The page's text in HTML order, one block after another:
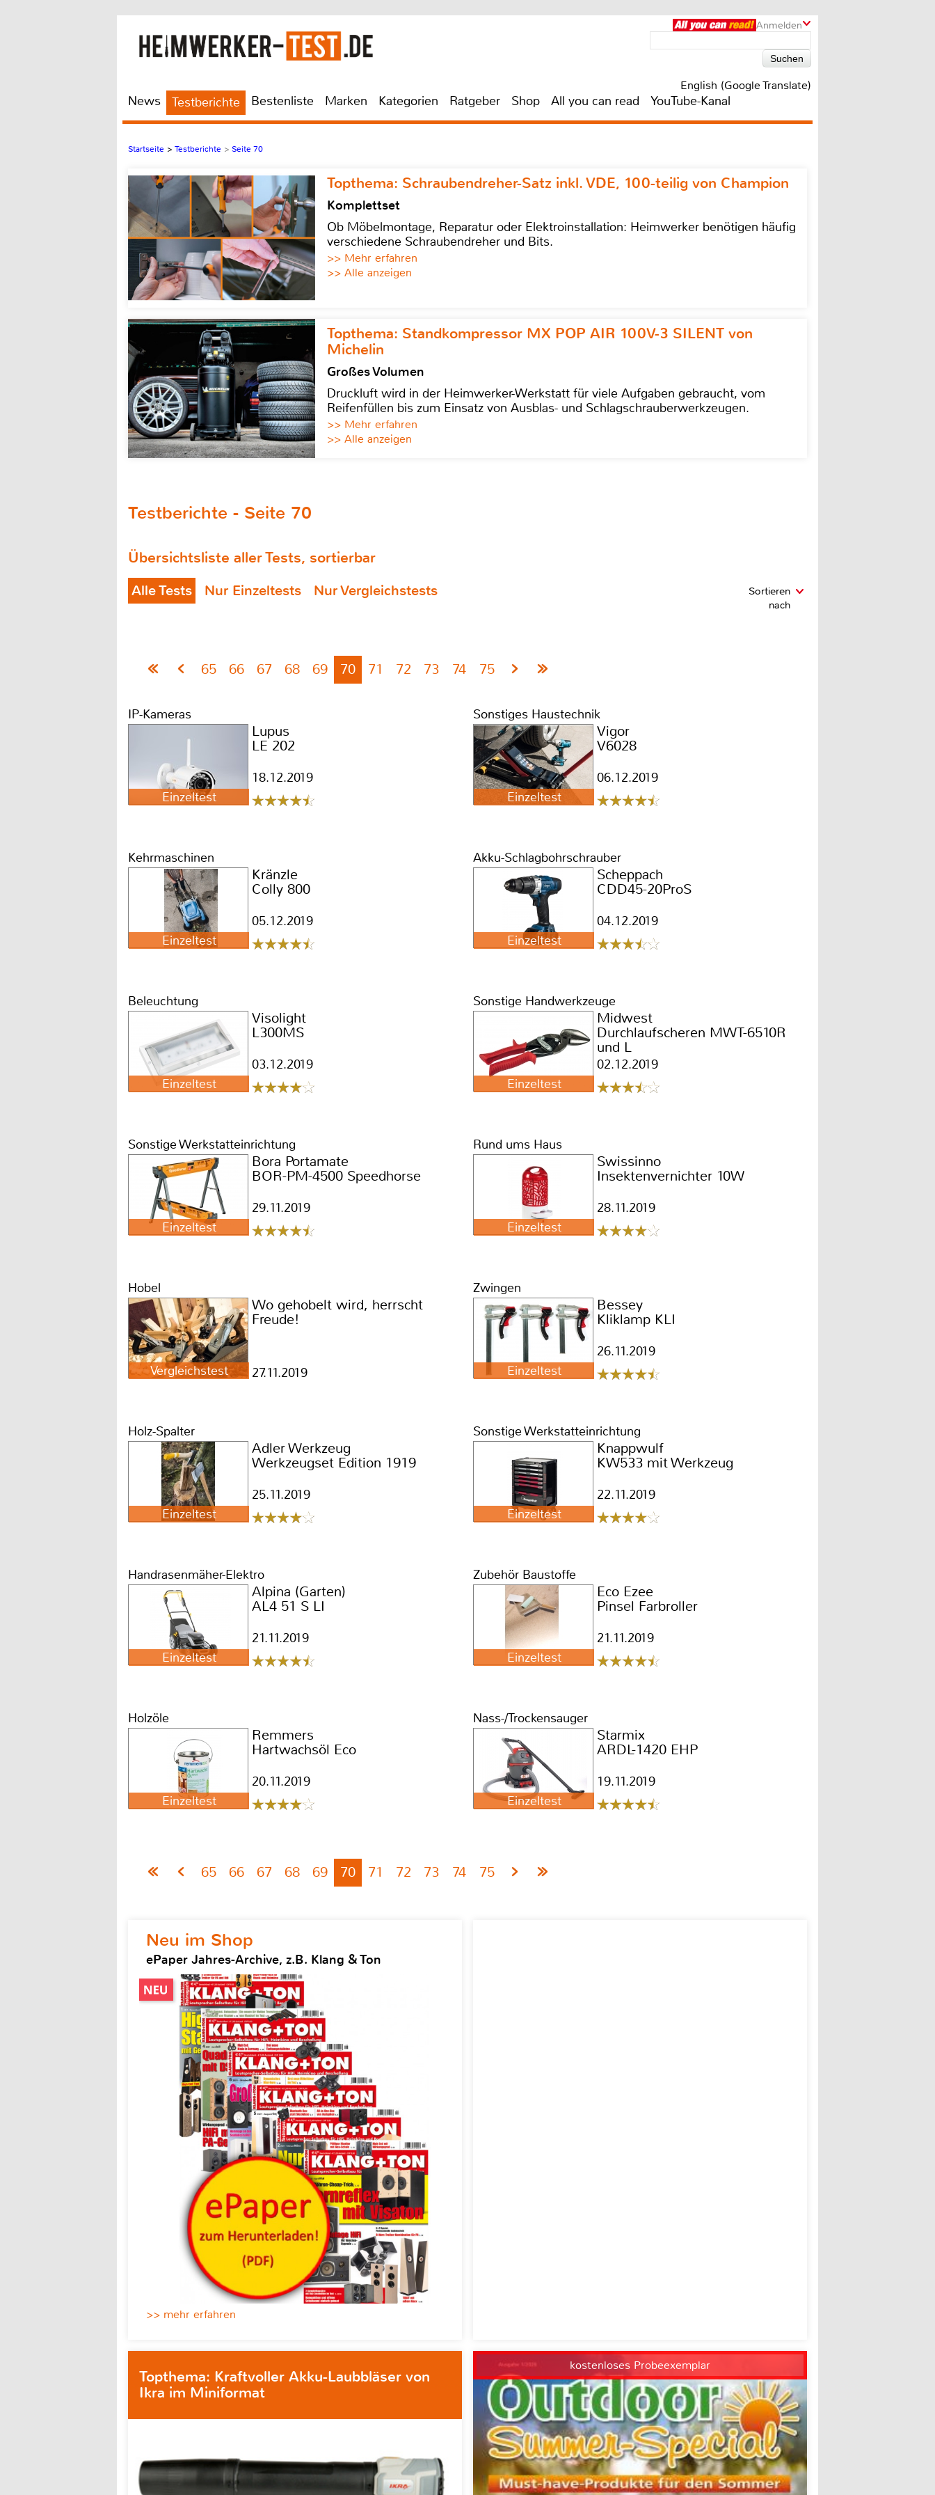
Anmelden
English (Google Translate)
News Testberichte Bestenliste Marken Kategorien Ratgeber Shop All you can read YouTube-Kanal
Startseite > Testberichte > Seite 70
Topthema: Schraubendreher-Satz inkl. VDE, 100-teilig von Champion
Komplettset
Ob Möbelmontage, Reparatur oder Elektroinstallation: Heimwerker benötigen häufig
verschiedene Schraubendreher und Bits.
>> Mehr erfahren
>> Alle anzeigen
Topthema: Standkompressor MX POP AIR 100V-3 SILENT von
Michelin
Großes Volumen
Druckluft wird in der Heimwerker-Werkstatt für viele Aufgaben gebraucht, vom
Reifenfüllen bis zum Einsatz von Ausblas- und Schlagschrauberwerkzeugen.
>> Mehr erfahren
>> Alle anzeigen
Testberichte - Seite 70
Übersichtsliste aller Tests, sortierbar
Alle Tests Nur Einzeltests Nur Vergleichstests
Sortieren
nach
65 66 67 68 69 70 71 72 73 74 75
IP-Kameras
Einzeltest
Lupus
LE 202
18.12.2019
Sonstiges Haustechnik
Einzeltest
Vigor
V6028
06.12.2019
Kehrmaschinen
Einzeltest
Kränzle
Colly 800
05.12.2019
Akku-Schlagbohrschrauber
Einzeltest
Scheppach
CDD45-20ProS
04.12.2019
Beleuchtung
Einzeltest
Visolight
L300MS
03.12.2019
Sonstige Handwerkzeuge
Einzeltest
Midwest
Durchlaufscheren MWT-6510R
und L
02.12.2019
Sonstige Werkstatteinrichtung
Einzeltest
Bora Portamate
BOR-PM-4500 Speedhorse
29.11.2019
Rund ums Haus
Einzeltest
Swissinno
Insektenvernichter 10W
28.11.2019
Hobel
Vergleichstest
Wo gehobelt wird, herrscht
Freude!
27.11.2019
Zwingen
Einzeltest
Bessey
Kliklamp KLI
26.11.2019
Holz-Spalter
Einzeltest
Adler Werkzeug
Werkzeugset Edition 1919
25.11.2019
Sonstige Werkstatteinrichtung
Einzeltest
Knappwulf
KW533 mit Werkzeug
22.11.2019
Handrasenmäher-Elektro
Einzeltest
Alpina (Garten)
AL4 51 S LI
21.11.2019
Zubehör Baustoffe
Einzeltest
Eco Ezee
Pinsel Farbroller
21.11.2019
Holzöle
Einzeltest
Remmers
Hartwachsöl Eco
20.11.2019
Nass-/Trockensauger
Einzeltest
Starmix
ARDL-1420 EHP
19.11.2019
65 66 67 68 69 70 71 72 73 74 75
Neu im Shop
ePaper Jahres-Archive, z.B. Klang & Ton
>> mehr erfahren
Topthema: Kraftvoller Akku-Laubbläser von
Ikra im Miniformat
kostenloses Probeexemplar